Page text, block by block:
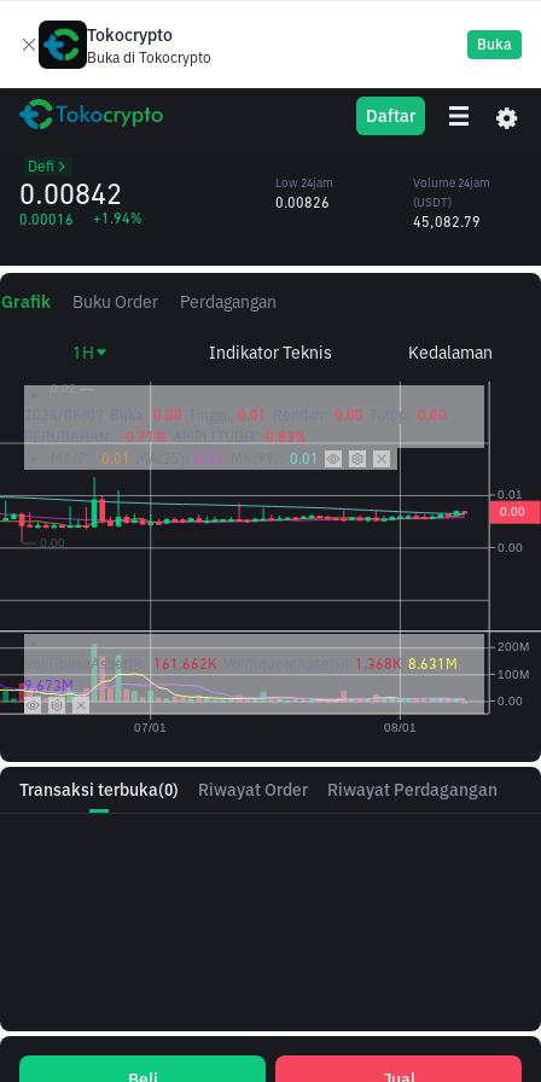
Tokocrypto
Buka di Tokocrypto
Buka
Daftar
QUICK QuickSwap
Defi
0.00842
0.00016 +1.94%
Low 24jam
0.00826
Volume 24jam
(QUICK)
Volume 24jam
(USDT)
45,082.79
Transaksi terbuka(0) Riwayat Order Riwayat Perdagangan
Grafik Buku Order Perdagangan
1H Indikator Teknis Kedalaman
0.00 0.01 0.00 Tutup:
0.00
-0.71%
0.83%
0.01 MA(25): 0.01 0.01
Vol({{baseAsset}}): 161.662K 1.368K 8.631M
9.673M